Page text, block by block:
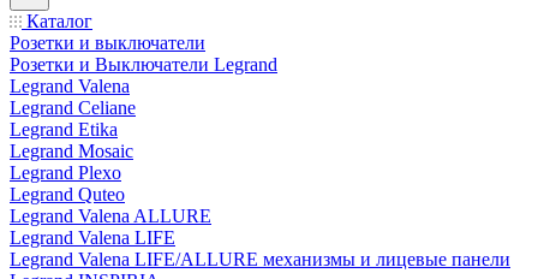
Каталог
Розетки и выключатели
Розетки и Выключатели Legrand
Legrand Valena
Legrand Celiane
Legrand Etika
Legrand Mosaic
Legrand Plexo
Legrand Quteo
Legrand Valena ALLURE
Legrand Valena LIFE
Legrand Valena LIFE/ALLURE механизмы и лицевые панели